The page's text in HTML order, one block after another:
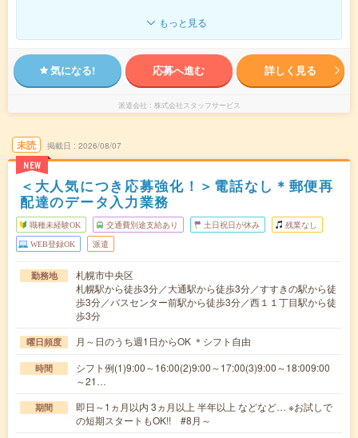
もっと見る
気になる! 応募へ進む 詳しく見る
派遣会社 株式会社スタッフサービス
未読
NEW
掲載日 2026/08/07
＜大人気につき応募強化！＞電話なし＊郵便再
配達のデータ入力業務
職種未経験OK 交通費別途支給あり 土日祝日が休み 残業なし
WEB登録OK 派遣
勤務地
札幌市中央区
札幌駅から徒歩3分／大通駅から徒歩3分／すすきの駅から徒
歩3分／バスセンター前駅から徒歩3分／西１１丁目駅から徒
歩3分
曜日頻度 月～日のうち週1日からOK ＊シフト自由
時間
シフト例(1)9:00～16:00(2)9:00～17:00(3)9:00～18:009:00
～21…
期間
即日～1ヵ月以内 3ヵ月以上 半年以上 などなど… ※お試しで
の短期スタートもOK!! #8月～